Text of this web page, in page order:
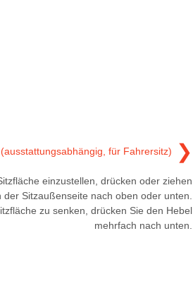
für Fahrersitz) ❯
einzustellen, drücken oder ziehen
der Sitzaußenseite nach oben oder unten.
zu senken, drücken Sie den Hebel
mehrfach nach unten.